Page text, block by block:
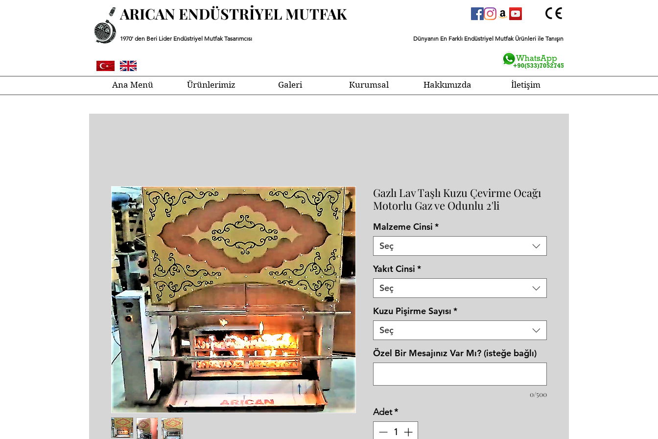
ARICAN ENDÜSTRİYEL MUTFAK
1970' den Beri Lider Endüstriyel Mutfak Tasarımcısı Dünyanın En Farklı Endüstriyel Mutfak Ürünleri ile Tanışın
Ana Menü Ürünlerimiz Galeri Kurumsal Hakkımızda İletişim
Gazlı Lav Taşlı Kuzu Çevirme Ocağı
Motorlu Gaz ve Odunlu 2'li
Malzeme Cinsi *
Seç
Yakıt Cinsi *
Seç
Kuzu Pişirme Sayısı *
Seç
Özel Bir Mesajınız Var Mı? (isteğe bağlı)
0/500
Adet*